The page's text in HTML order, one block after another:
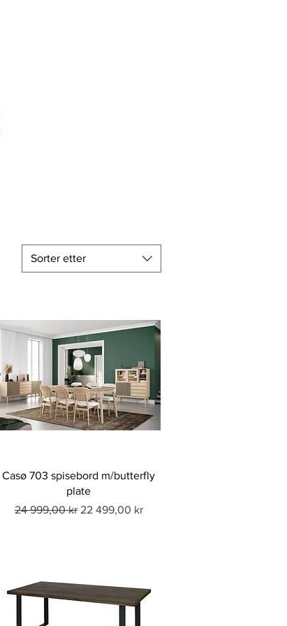
Sorter etter
Casø 703 spisebord m/butterfly
plate
Vanlig pris
24 999,00 kr Salgspris
22 499,00 kr